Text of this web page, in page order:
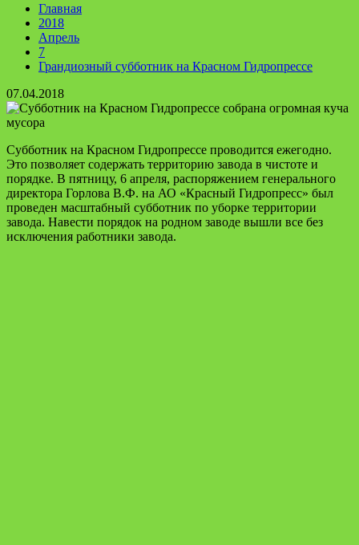
Главная
2018
Апрель
7
Грандиозный субботник на Красном Гидропрессе
07.04.2018
Субботник на Красном Гидропрессе проводится ежегодно.
Это позволяет содержать территорию завода в чистоте и
порядке. В пятницу, 6 апреля, распоряжением генерального
директора Горлова В.Ф. на АО «Красный Гидропресс» был
проведен масштабный субботник по уборке территории
завода. Навести порядок на родном заводе вышли все без
исключения работники завода.